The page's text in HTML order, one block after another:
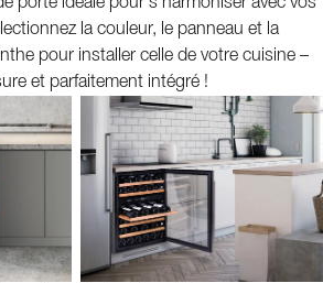
seulement d'offrir des caves à vin parfaites
doit également s’intégrer
Les caves à vin mQuvée comptent
marché, notamment grâce à la possibilité de
selon votre style.
porte idéale pour s’harmoniser avec vos
la couleur, le panneau et la
pour installer celle de votre cuisine –
et parfaitement intégré !